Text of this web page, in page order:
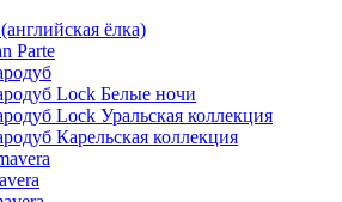
ёлка)
Parte
Lock Белые ночи
Lock Уральская коллекция
Карельская коллекция